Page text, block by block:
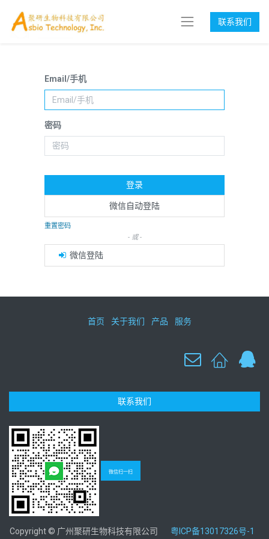
联系我们
Email/手机
密码
登录
微信自动登陆
重置密码
- 或 -
微信登陆
首页 关于我们 产品 服务
联系我们
微信扫一扫
Copyright © 广州聚研生物科技有限公司 粤ICP备13017326号-1